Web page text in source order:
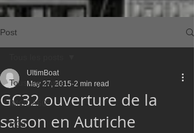
Post
Tous les posts
IMOCA60
M32
GC32 ouverture de la
saison en Autriche
UltimBoat
May 27, 2015 2 min read